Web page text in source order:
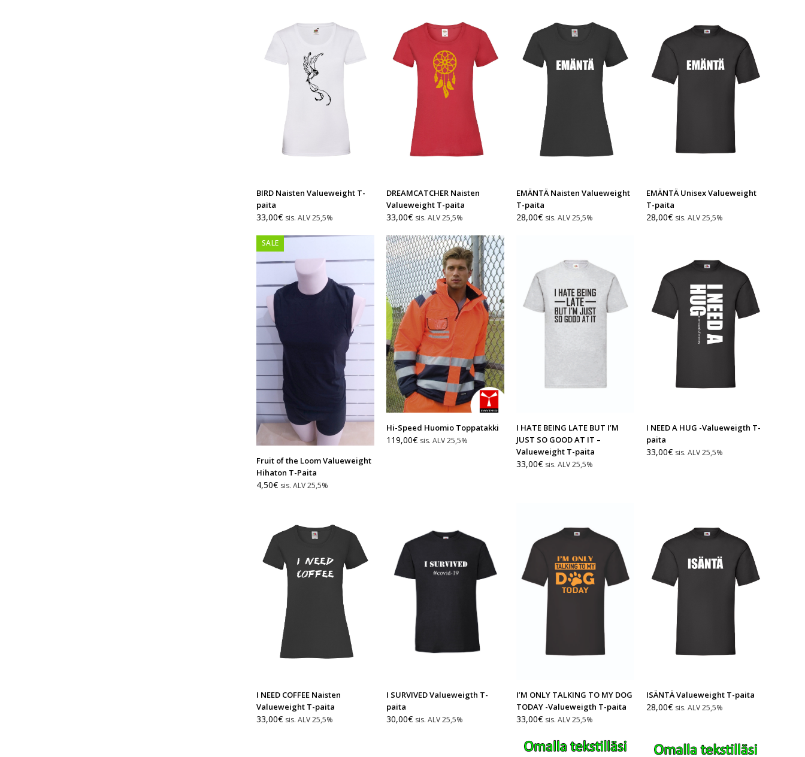
BIRD Naisten Valueweight T-
paita
33,00€ sis. ALV 25,5%
DREAMCATCHER Naisten
Valueweight T-paita
33,00€ sis. ALV 25,5%
EMÄNTÄ Naisten Valueweight
T-paita
28,00€ sis. ALV 25,5%
EMÄNTÄ Unisex Valueweight
T-paita
28,00€ sis. ALV 25,5%
SALE
Fruit of the Loom Valueweight
Hihaton T-Paita
Alkuperäinen
4,50€Nykyinen
sis. ALV 25,5%
Hi-Speed Huomio Toppatakki
119,00€ sis. ALV 25,5%
I HATE BEING LATE BUT I’M
JUST SO GOOD AT IT –
Valueweight T-paita
33,00€ sis. ALV 25,5%
I NEED A HUG -Valueweigth T-
paita
33,00€ sis. ALV 25,5%
I NEED COFFEE Naisten
Valueweight T-paita
33,00€ sis. ALV 25,5%
I SURVIVED Valueweigth T-
paita
30,00€ sis. ALV 25,5%
I’M ONLY TALKING TO MY DOG
TODAY -Valueweigth T-paita
33,00€ sis. ALV 25,5%
ISÄNTÄ Valueweight T-paita
28,00€ sis. ALV 25,5%